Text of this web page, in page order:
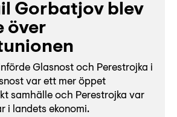
Gorbatjov blev
över
Glasnost och Perestrojka i
var ett mer öppet
samhälle och Perestrojka var
i landets ekonomi.